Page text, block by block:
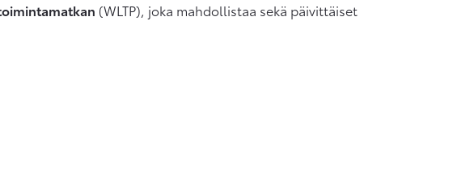
(WLTP), joka mahdollistaa sekä päivittäiset